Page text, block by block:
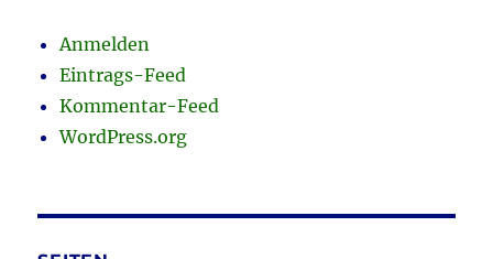
Anmelden
Eintrags-Feed
Kommentar-Feed
WordPress.org